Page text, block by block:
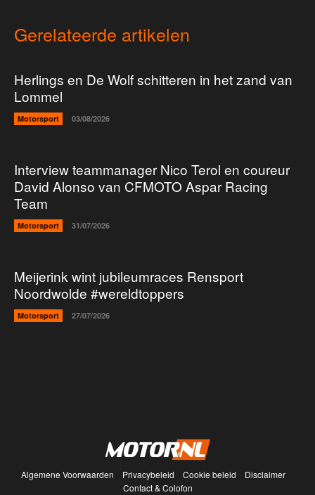
Gerelateerde artikelen
Herlings en De Wolf schitteren in het zand van
Lommel
Motorsport 03/08/2026
Interview teammanager Nico Terol en coureur
David Alonso van CFMOTO Aspar Racing
Team
Motorsport 31/07/2026
Meijerink wint jubileumraces Rensport
Noordwolde #wereldtoppers
Motorsport 27/07/2026
Algemene Voorwaarden Privacybeleid Cookie beleid
Disclaimer
Contact & Colofon